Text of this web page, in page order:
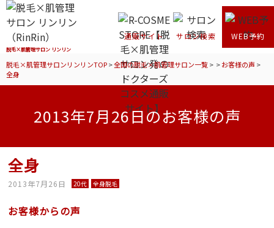
脱毛×肌管理サロン リンリン
通販サイト サロン検索 WEB予約
脱毛×肌管理サロンリンリンTOP>全国の脱毛×肌管理サロン一覧> >お客様の声 >
全身
2013年7月26日のお客様の声
全身
2013年7月26日 20代 全身脱毛
お客様からの声